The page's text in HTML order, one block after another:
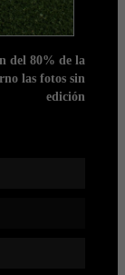
del 80% de la
las fotos sin
edición